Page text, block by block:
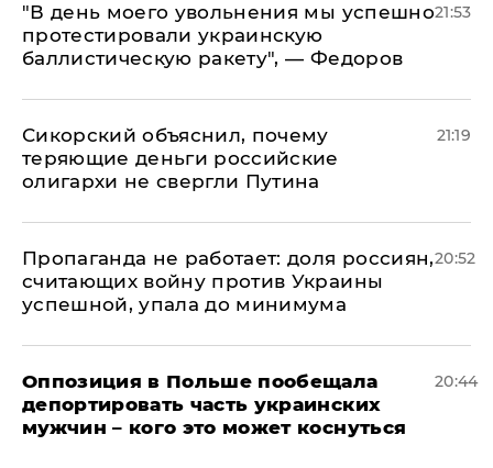
​"В день моего увольнения мы успешно
протестировали украинскую
баллистическую ракету", — Федоров
21:53
Сикорский объяснил, почему
теряющие деньги российские
олигархи не свергли Путина
21:19
​Пропаганда не работает: доля россиян,
считающих войну против Украины
успешной, упала до минимума
20:52
Оппозиция в Польше пообещала
депортировать часть украинских
мужчин – кого это может коснуться
20:44